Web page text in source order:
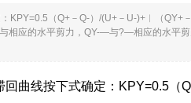
（Q+－Q-）/(U+－U-)+︱（QY+－
相应的水平剪力，QY-―与?—相应的水平
曲线按下式确定：KPY=0.5（